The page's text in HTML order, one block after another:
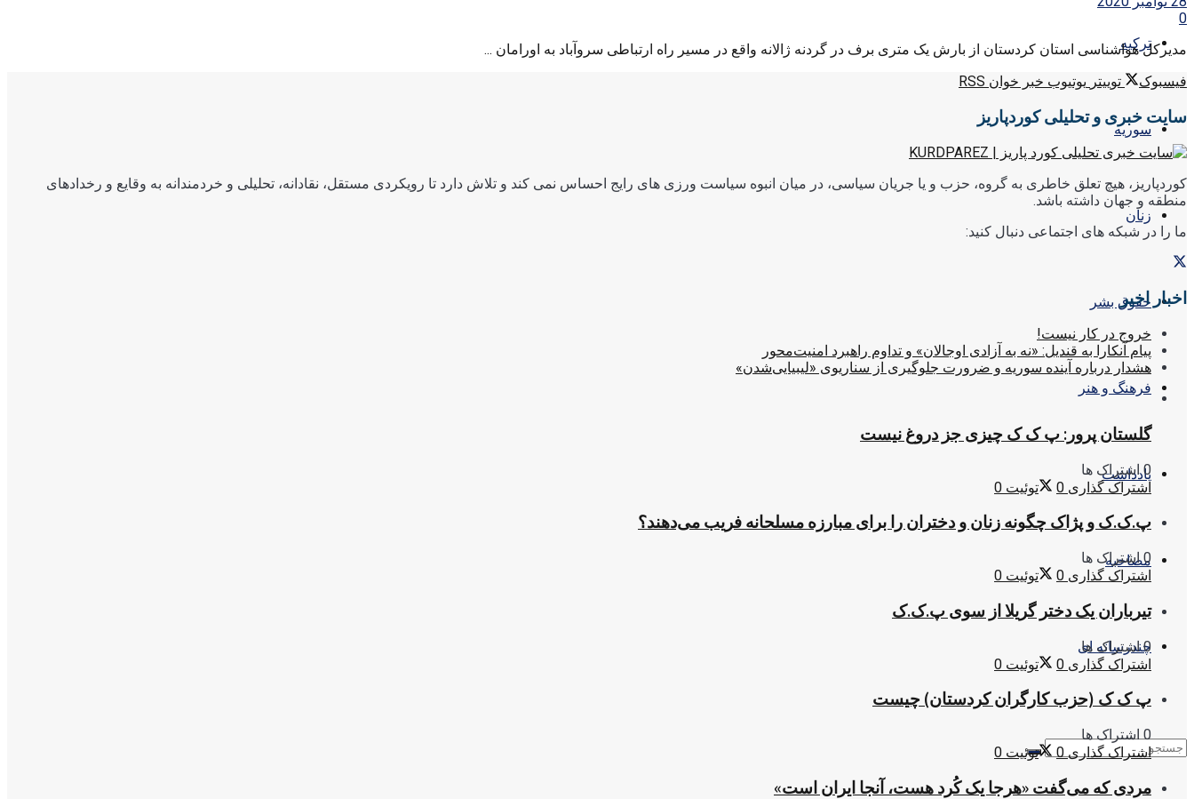
ترکیه
سوریه
زنان
حقوق بشر
فرهنگ و هنر
یادداشت
مصاحبه
چندرسانه ای
0
مدیرکل هواشناسی استان کردستان از بارش یک متری برف در گردنه ژالانه واقع در مسیر راه ارتباطی سروآباد به اورامان ...
فیسبوک
توییتر یوتیوب خبر خوان RSS
سایت خبری و تحلیلی کوردپاریز
کوردپاریز، هیچ تعلق خاطری به گروه، حزب و یا جریان سیاسی، در میان انبوه سیاست ورزی های رایج احساس نمی کند و تلاش دارد تا رویکردی مستقل، نقادانه، تحلیلی و خردمندانه به وقایع و رخدادهای
منطقه و جهان داشته باشد.
ما را در شبکه های اجتماعی دنبال کنید:
اخبار اخیر
خروج در کار نیست!
پیام آنکارا به قندیل: «نه به آزادی اوجالان» و تداوم راهبرد امنیت‌محور
هشدار درباره آینده سوریه و ضرورت جلوگیری از سناریوی «لیبیایی‌شدن»
گلستان پرور: پ ک ک چیزی جز دروغ نیست
0 اشتراک ها
اشتراک گذاری 0 توئیت 0
پ.ک.ک و پژاک چگونه زنان و دختران را برای مبارزه مسلحانه فریب می‌دهند؟
0 اشتراک ها
اشتراک گذاری 0 توئیت 0
تیرباران یک دختر گریلا از سوی پ.ک.ک
0 اشتراک ها
اشتراک گذاری 0 توئیت 0
پ ک ک (حزب کارگران کردستان) چیست
0 اشتراک ها
اشتراک گذاری 0 توئیت 0
مردی که می‌گفت «هرجا یک کُرد هست، آنجا ایران است»